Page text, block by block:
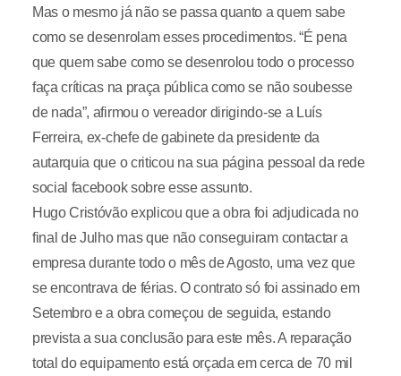
Mas o mesmo já não se passa quanto a quem sabe
como se desenrolam esses procedimentos. “É pena
que quem sabe como se desenrolou todo o processo
faça críticas na praça pública como se não soubesse
de nada”, afirmou o vereador dirigindo-se a Luís
Ferreira, ex-chefe de gabinete da presidente da
autarquia que o criticou na sua página pessoal da rede
social facebook sobre esse assunto.
Hugo Cristóvão explicou que a obra foi adjudicada no
final de Julho mas que não conseguiram contactar a
empresa durante todo o mês de Agosto, uma vez que
se encontrava de férias. O contrato só foi assinado em
Setembro e a obra começou de seguida, estando
prevista a sua conclusão para este mês. A reparação
total do equipamento está orçada em cerca de 70 mil